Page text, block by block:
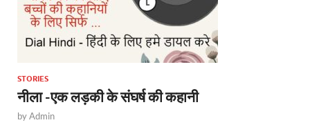
STORIES
नीला -एक लड़की के संघर्ष की कहानी
byAdmin